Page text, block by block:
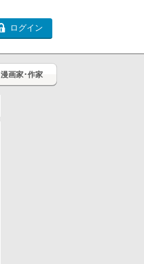
ログイン
漫画家･作家